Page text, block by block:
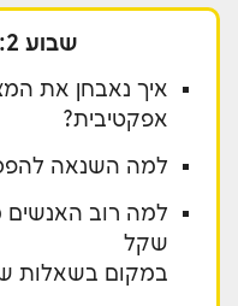
שבוע 2: צ'ק אפ פיננסי
איך נאבחן את
אפקטיבית?
למה השנאה
שקל
במקום בשאלות של 300,000